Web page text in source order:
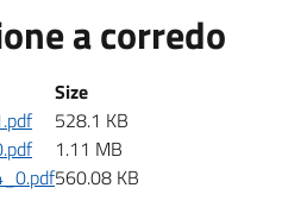
a corredo
Size
528.1 KB
1.11 MB
560.08 KB